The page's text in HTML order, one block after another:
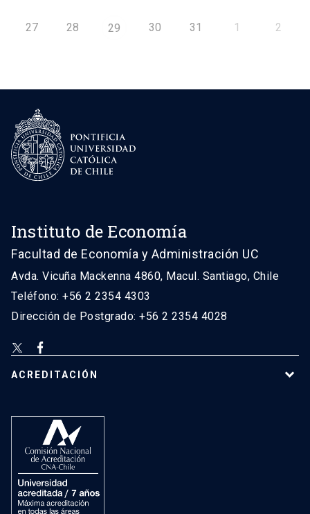
27 28 29 30 31 1 2
Instituto de Economía
Facultad de Economía y Administración UC
Avda. Vicuña Mackenna 4860, Macul. Santiago, Chile
Teléfono: +56 2 2354 4303
Dirección de Postgrado: +56 2 2354 4028
ACREDITACIÓN